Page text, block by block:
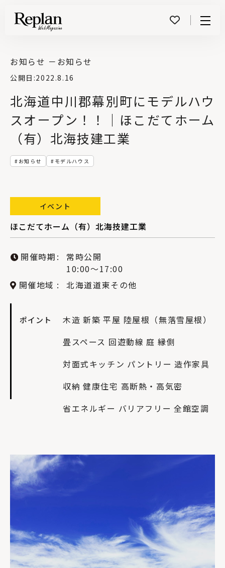
北海道中川郡幕別町にモデルハウ
スオープン！！｜ほこだてホーム
（有）北海技建工業
お知らせ － お知らせ
公開日:2022.8.16
お知らせ モデルハウス
イベント
ほこだてホーム（有）北海技建工業
開催時期
常時公開
10:00〜17:00
開催地域
北海道道東その他
ポイント 木造 新築 平屋 陸屋根（無落雪屋根）
畳スペース 回遊動線 庭 縁側
対面式キッチン パントリー 造作家具
収納 健康住宅 高断熱・高気密
省エネルギー バリアフリー 全館空調